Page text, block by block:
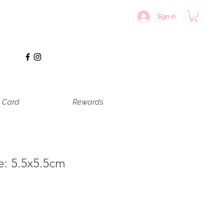
Sign in
Card Rewards
5.5x5.5cm